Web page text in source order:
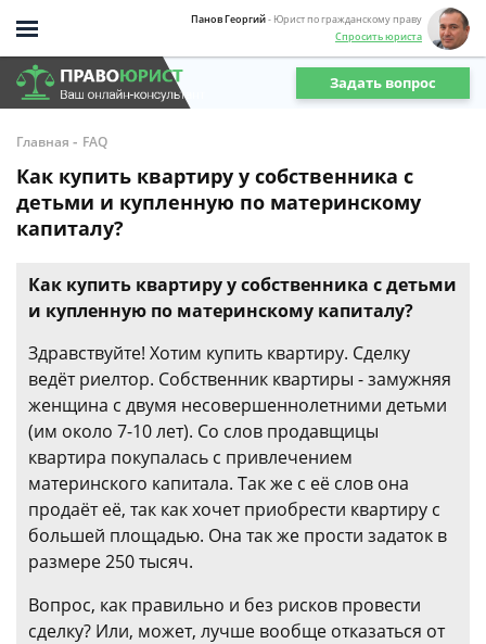
Панов Георгий- Юрист по гражданскому праву
Спросить юриста
Задать вопрос
Главная - FAQ
Как купить квартиру у собственника с
детьми и купленную по материнскому
капиталу?
Как купить квартиру у собственника с детьми
и купленную по материнскому капиталу?
Здравствуйте! Хотим купить квартиру. Сделку
ведёт риелтор. Собственник квартиры - замужняя
женщина с двумя несовершеннолетними детьми
(им около 7-10 лет). Со слов продавщицы
квартира покупалась с привлечением
материнского капитала. Так же с её слов она
продаёт её, так как хочет приобрести квартиру с
большей площадью. Она так же прости задаток в
размере 250 тысяч.
Вопрос, как правильно и без рисков провести
сделку? Или, может, лучше вообще отказаться от